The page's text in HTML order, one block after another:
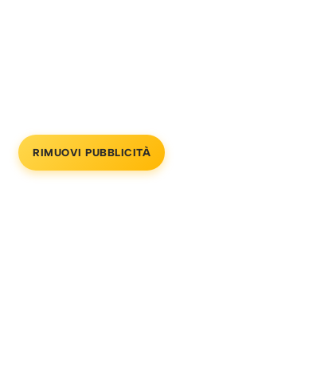
RIMUOVI PUBBLICITÀ